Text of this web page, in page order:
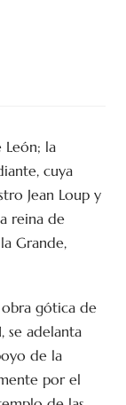
León; la
cuya
Jean Loup y
reina de
Grande,
gótica de
se adelanta
de la
por el